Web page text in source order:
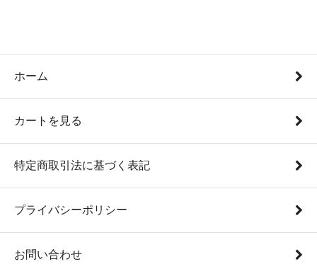
ホーム
カートを見る
特定商取引法に基づく表記
プライバシーポリシー
お問い合わせ